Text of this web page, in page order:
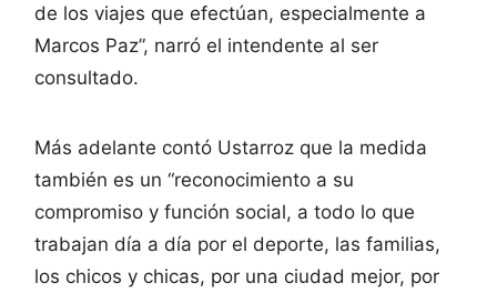
de los viajes que efectúan, especialmente a
Marcos Paz”, narró el intendente al ser
consultado.
Más adelante contó Ustarroz que la medida
también es un “reconocimiento a su
compromiso y función social, a todo lo que
trabajan día a día por el deporte, las familias,
los chicos y chicas, por una ciudad mejor, por